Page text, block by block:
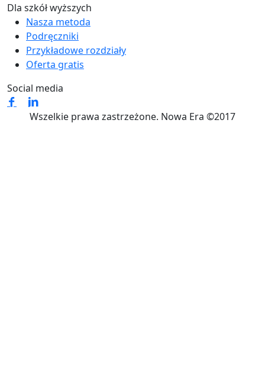
Dla szkół wyższych
Nasza metoda
Podręczniki
Przykładowe rozdziały
Oferta gratis
Social media
Wszelkie prawa zastrzeżone. Nowa Era ©2017